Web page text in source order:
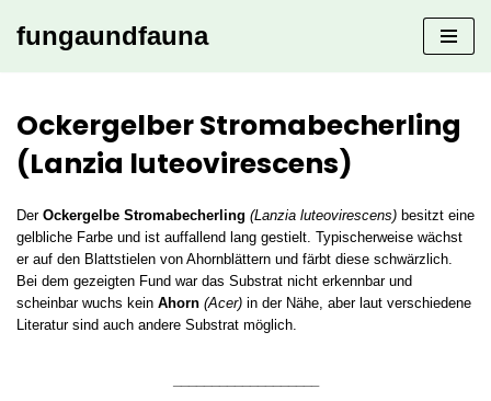
fungaundfauna
Ockergelber Stromabecherling
(Lanzia luteovirescens)
DerOckergelbe Stromabecherling (Lanzia luteovirescens) besitzt eine
gelbliche Farbe und ist auffallend lang gestielt. Typischerweise wächst
er auf den Blattstielen von Ahornblättern und färbt diese schwärzlich.
Bei dem gezeigten Fund war das Substrat nicht erkennbar und
scheinbar wuchs kein Ahorn (Acer) in der Nähe, aber laut verschiedene
Literatur sind auch andere Substrat möglich.